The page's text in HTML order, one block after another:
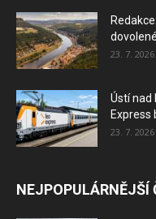
23. 7. 2026
Ústí nad
Express
23. 7. 2026
NEJPOPULÁRNĚJŠÍ